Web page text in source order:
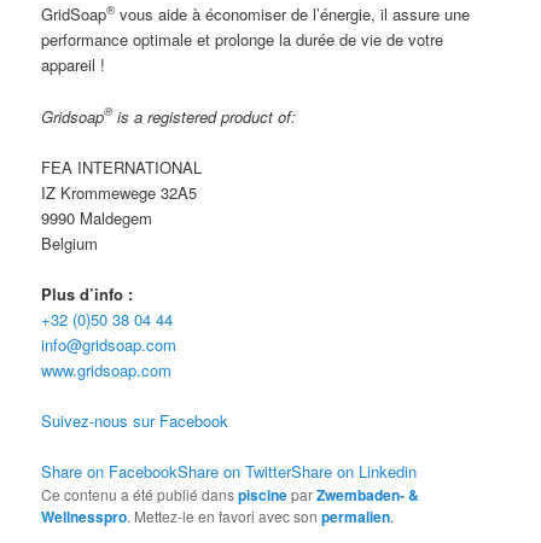
GridSoap®vous aide à économiser de l’énergie, il assure une
performance optimale et prolonge la durée de vie de votre
appareil !
Gridsoap®is a registered product of:
FEA INTERNATIONAL
IZ Krommewege 32A5
9990 Maldegem
Belgium
Plus d’info :
+32 (0)50 38 04 44
info@gridsoap.com
www.gridsoap.com
Suivez-nous sur Facebook
Share on FacebookShare on TwitterShare on Linkedin
Ce contenu a été publié danspiscineparZwembaden- &
Wellnesspro. Mettez-le en favori avec sonpermalien.